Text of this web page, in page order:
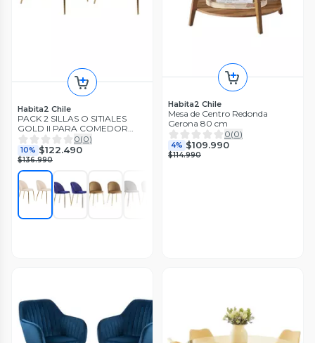
Habita2 Chile
PACK 2 SILLAS O SITIALES
GOLD II PARA COMEDOR
ACOLCHADA CON PATAS
DORADAS Y UN ELEGANTE
DISEÑO
0(0)
10% $122.490
$136.990
Habita2 Chile
Mesa de Centro Redonda
Gerona 80 cm
0(0)
4% $109.990
$114.990